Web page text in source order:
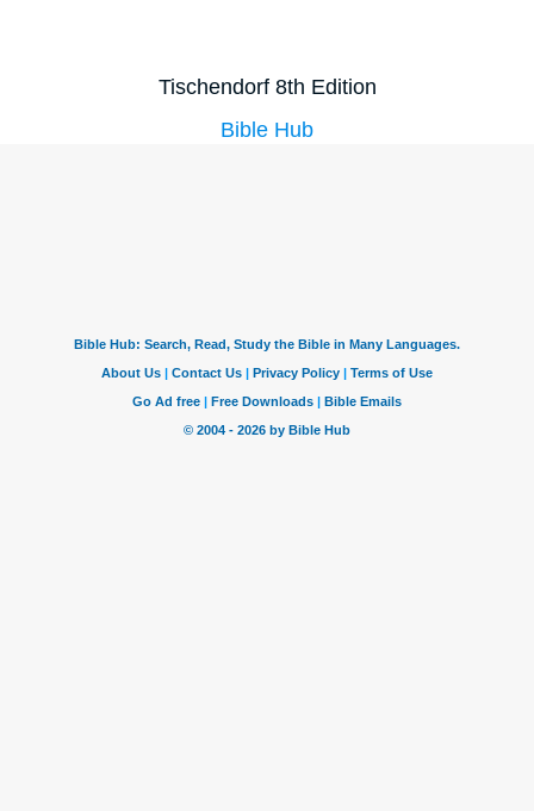
Tischendorf 8th Edition
Bible Hub